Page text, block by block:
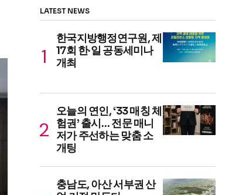
LATEST NEWS
한국지방행정연구원, 제
17회 한·일 공동세미나
개최
오늘의 연인, ‘33 매칭 체
험권’ 출시… 전문 매니
저가 주선하는 맞춤 소
개팅
충남도, 아산 서부권 산